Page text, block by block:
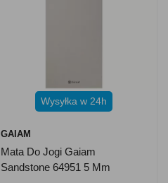
Wysyłka w 24h
GAIAM
Mata Do Jogi Gaiam
Sandstone 64951 5 Mm